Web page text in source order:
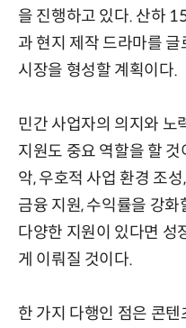
을 진행하고 있다. 산하
과 현지 제작 드라마를
시장을 형성할 계획이다.
민간 사업자의 의지와 노
지원도 중요 역할을 할
악, 우호적 사업 환경 조
금융 지원, 수익률을 강
다양한 지원이 있다면 성
게 이뤄질 것이다.
한 가지 다행인 점은 콘